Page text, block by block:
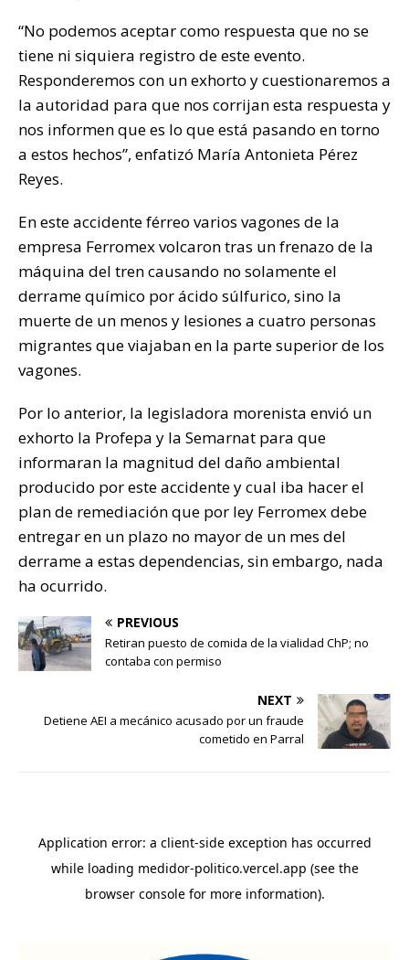
“No podemos aceptar como respuesta que no se
tiene ni siquiera registro de este evento.
Responderemos con un exhorto y cuestionaremos a
la autoridad para que nos corrijan esta respuesta y
nos informen que es lo que está pasando en torno
a estos hechos”, enfatizó María Antonieta Pérez
Reyes.
En este accidente férreo varios vagones de la
empresa Ferromex volcaron tras un frenazo de la
máquina del tren causando no solamente el
derrame químico por ácido súlfurico, sino la
muerte de un menos y lesiones a cuatro personas
migrantes que viajaban en la parte superior de los
vagones.
Por lo anterior, la legisladora morenista envió un
exhorto la Profepa y la Semarnat para que
informaran la magnitud del daño ambiental
producido por este accidente y cual iba hacer el
plan de remediación que por ley Ferromex debe
entregar en un plazo no mayor de un mes del
derrame a estas dependencias, sin embargo, nada
ha ocurrido.
PREVIOUS
Retiran puesto de comida de la vialidad ChP; no
contaba con permiso
NEXT
Detiene AEI a mecánico acusado por un fraude
cometido en Parral